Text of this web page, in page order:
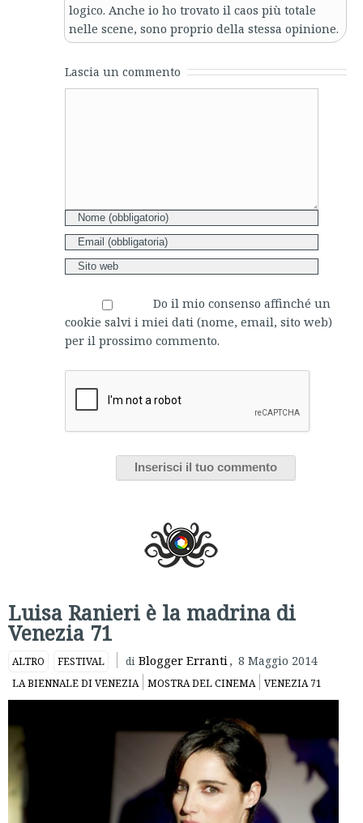
logico. Anche io ho trovato il caos più totale
nelle scene, sono proprio della stessa opinione.
Lascia un commento
Do il mio consenso affinché un
cookie salvi i miei dati (nome, email, sito web)
per il prossimo commento.
Luisa Ranieri è la madrina di
Venezia 71
ALTRO FESTIVAL di Blogger Erranti, 8 Maggio 2014
LA BIENNALE DI VENEZIA MOSTRA DEL CINEMA VENEZIA 71